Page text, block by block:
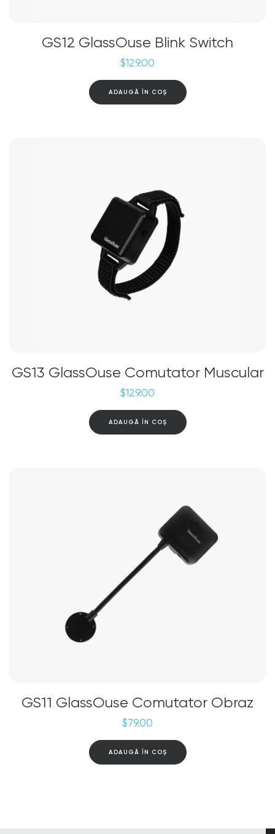
GS12 GlassOuse Blink Switch
$129.00
ADAUGĂ ÎN COȘ
GS13 GlassOuse Comutator Muscular
$129.00
ADAUGĂ ÎN COȘ
GS11 GlassOuse Comutator Obraz
$79.00
ADAUGĂ ÎN COȘ